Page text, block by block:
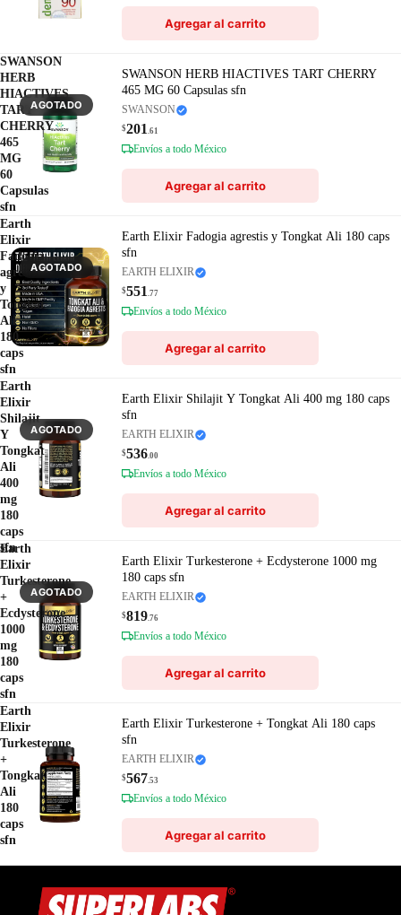
Agregar al carrito
SWANSON
HERB
HIACTIVES
TART
CHERRY
465
MG
60
Capsulas
sfn
AGOTADO
SWANSON HERB HIACTIVES TART CHERRY
465 MG 60 Capsulas sfn
SWANSON
$201.61
Envíos a todo México
Agregar al carrito
Earth
Elixir
Fadogia
agrestis
y
Tongkat
Ali
180
caps
sfn
AGOTADO
Earth Elixir Fadogia agrestis y Tongkat Ali 180 caps
sfn
EARTH ELIXIR
$551.77
Envíos a todo México
Agregar al carrito
Earth
Elixir
Shilajit
Y
Tongkat
Ali
400
mg
180
caps
sfn
AGOTADO
Earth Elixir Shilajit Y Tongkat Ali 400 mg 180 caps
sfn
EARTH ELIXIR
$536.00
Envíos a todo México
Agregar al carrito
Earth
Elixir
Turkesterone
+
Ecdysterone
1000
mg
180
caps
sfn
AGOTADO
Earth Elixir Turkesterone + Ecdysterone 1000 mg
180 caps sfn
EARTH ELIXIR
$819.76
Envíos a todo México
Agregar al carrito
Earth
Elixir
Turkesterone
+
Tongkat
Ali
180
caps
sfn
Earth Elixir Turkesterone + Tongkat Ali 180 caps
sfn
EARTH ELIXIR
$567.53
Envíos a todo México
Agregar al carrito